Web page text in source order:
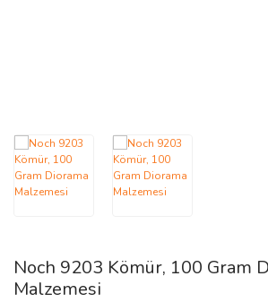
Noch 9203 Kömür, 100 Gram
Malzemesi
TEKNİK KİTAP ve KATALOGLAR